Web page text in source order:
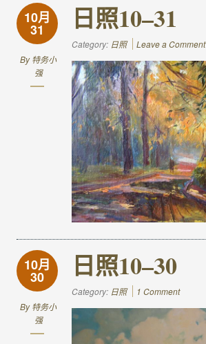
10月
31
By特务小
强
日照10–31
Category: 日照 Leave a Comment
10月
30
By特务小
强
日照10–30
Category: 日照 1 Comment